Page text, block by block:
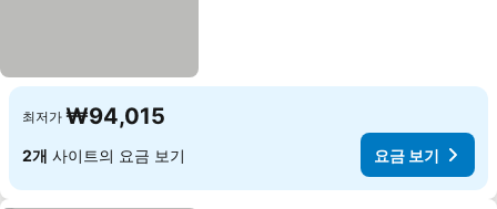
최저가 ₩94,015
2개 사이트의 요금 보기 요금 보기